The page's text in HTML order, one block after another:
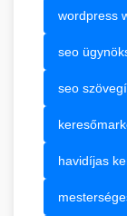
wordpress
seo
seo
havidíjas